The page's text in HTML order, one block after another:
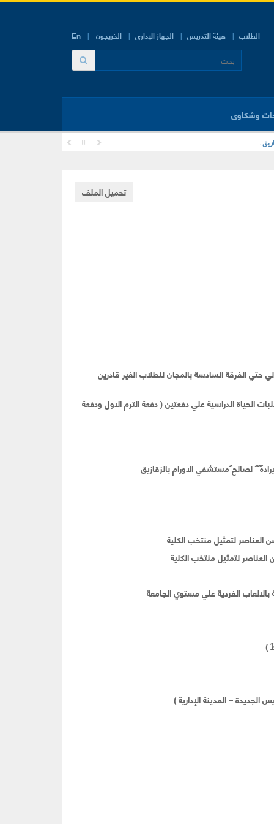
En الطلاب هيئة التدريس الجهاز الإدارى الخريجون
وشكاوى
.
تحميل الملف
حتي الفرقة السادسة بالمجان للطلاب الغير قادرين
الحياة الدراسية علي دفعتين ( دفعة الترم الاول ودفعة
لصالح مستشفي الاورام بالزقازيق
العناصر لتمثيل منتخب الكلية
العناصر لتمثيل منتخب الكلية
الفردية علي مستوي الجامعة
)
– المدينة الإدارية )